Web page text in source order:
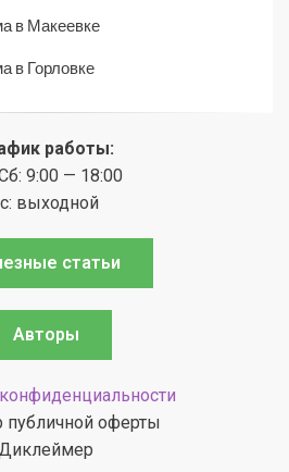
в Макеевке
в Горловке
работы:
9:00 — 18:00
выходной
статьи
Авторы
публичной оферты